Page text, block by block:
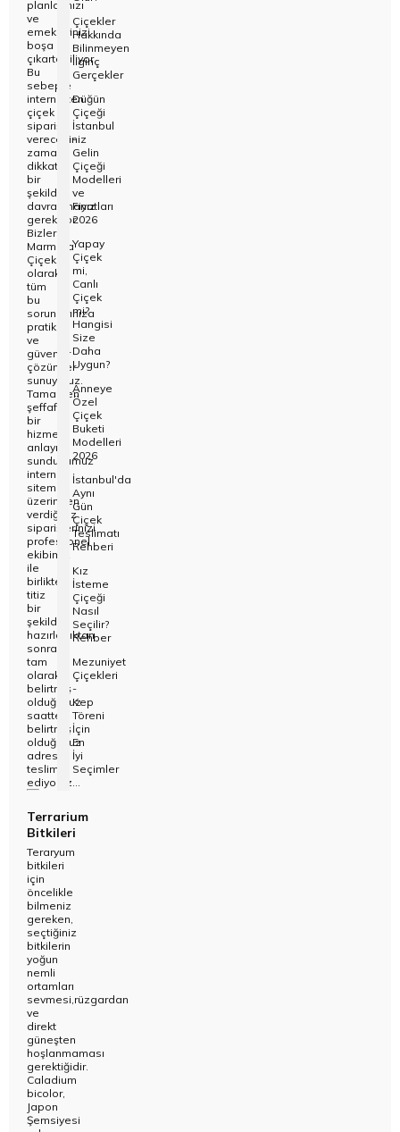
planlarınızı
ve
emeklerinizi
boşa
çıkartabiliyor.
Bu
sebeple
internetten
çiçek
siparişi
vereceğiniz
zaman
dikkatli
bir
şekilde
davranmanız
gerekiyor.
Bizler
Marmara
Çiçek
olarak
tüm
bu
sorunlarınıza
pratik
ve
güvenilir
çözümler
sunuyoruz.
Tamamen
şeffaf
bir
hizmet
anlayışı
sunduğumuz
internet
sitemiz
üzerinden
verdiğiniz
siparişlerinizi
profesyonel
ekibimiz
ile
birlikte
titiz
bir
şekilde
hazırladıktan
sonra
tam
olarak
belirtmiş
olduğunuz
saatte,
belirtmiş
olduğunuz
adrese
teslim
ediyoruz...
Terrarium
Bitkileri
Teraryum
bitkileri
için
öncelikle
bilmeniz
gereken,
seçtiğiniz
bitkilerin
yoğun
nemli
ortamları
sevmesi,rüzgardan
ve
direkt
güneşten
hoşlanmaması
gerektiğidir.
Caladium
bicolor,
Japon
Şemsiyesi
Çiçekler
Hakkında
Bilinmeyen
İlginç
Gerçekler
Düğün
Çiçeği
İstanbul
-
Gelin
Çiçeği
Modelleri
ve
Fiyatları
2026
Yapay
Çiçek
mi,
Canlı
Çiçek
mi?
Hangisi
Size
Daha
Uygun?
Anneye
Özel
Çiçek
Buketi
Modelleri
2026
İstanbul'da
Aynı
Gün
Çiçek
Teslimatı
Rehberi
Kız
İsteme
Çiçeği
Nasıl
Seçilir?
Rehber
Mezuniyet
Çiçekleri
-
Kep
Töreni
İçin
En
İyi
Seçimler